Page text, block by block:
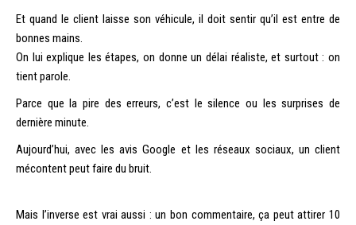
Et quand le client laisse son véhicule, il doit sentir qu’il est entre de
bonnes mains.
On lui explique les étapes, on donne un délai réaliste, et surtout : on
tient parole.
Parce que la pire des erreurs, c’est le silence ou les surprises de
dernière minute.
Aujourd’hui, avec les avis Google et les réseaux sociaux, un client
mécontent peut faire du bruit.
Mais l’inverse est vrai aussi : un bon commentaire, ça peut attirer 10